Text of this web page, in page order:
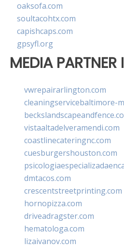
oaksofa.com
soultacohtx.com
capishcaps.com
gpsyfl.org
MEDIA PARTNER
vwrepairarlington.com
cleaningservicebaltimore-
vistaaltadelveramendi.com
coastlinecateringnc.com
cuesburgershouston.com
dmtacos.com
crescentstreetprinting.com
hornopizza.com
driveadragster.com
hematologa.com
lizaivanov.com